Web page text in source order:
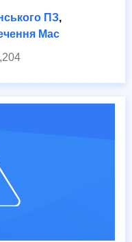
ПЗ,
Mac